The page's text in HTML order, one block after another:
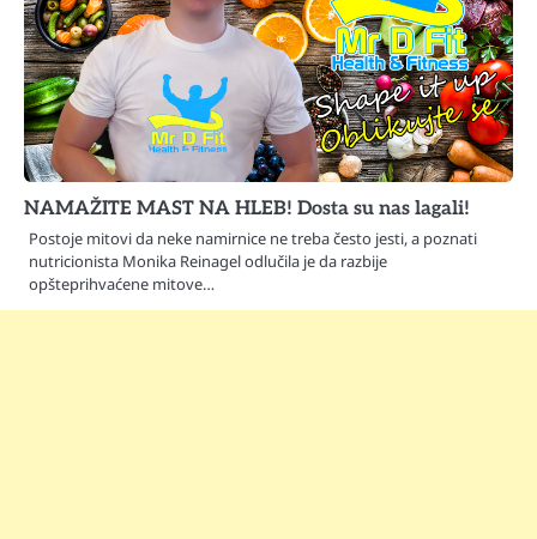
NAMAŽITE MAST NA HLEB! Dosta su nas lagali!
Postoje mitovi da neke namirnice ne treba često jesti, a poznati
nutricionista Monika Reinagel odlučila je da razbije
opšteprihvaćene mitove…